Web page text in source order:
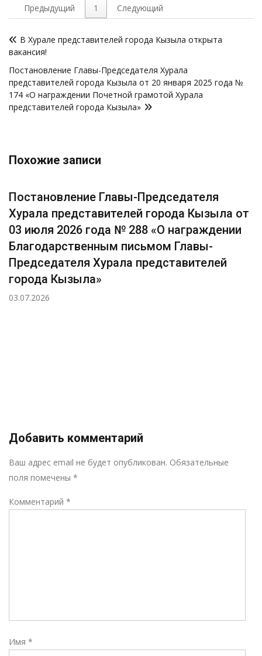
Предыдущий
1 Следующий
по
записям
В Хурале представителей города Кызыла открыта
вакансия!
Постановление Главы-Председателя Хурала
представителей города Кызыла от 20 января 2025 года №
174 «О награждении Почетной грамотой Хурала
представителей города Кызыла»
Похожие записи
Постановление Главы-Председателя
Хурала представителей города Кызыла от
03 июля 2026 года № 288 «О награждении
Благодарственным письмом Главы-
Председателя Хурала представителей
города Кызыла»
03.07.2026
Добавить комментарий
Ваш адрес email не будет опубликован. Обязательные
поля помечены *
Комментарий *
Имя *